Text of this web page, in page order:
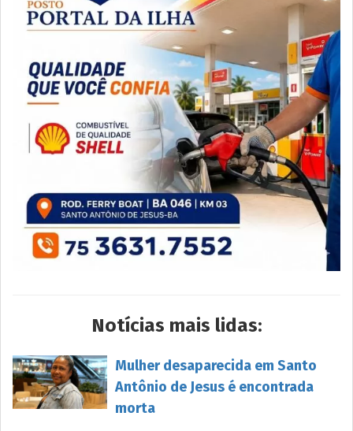
Notícias mais lidas:
Mulher desaparecida em Santo
Antônio de Jesus é encontrada
morta